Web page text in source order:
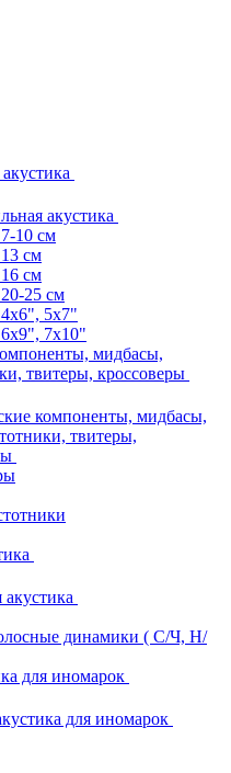
акустика
10 см
см
см
25 см
5х7"
7х10"
мидбасы,
твитеры, кроссоверы
компоненты, мидбасы,
твитеры,
акустика
динамики ( С/Ч, Н/
для иномарок
для иномарок